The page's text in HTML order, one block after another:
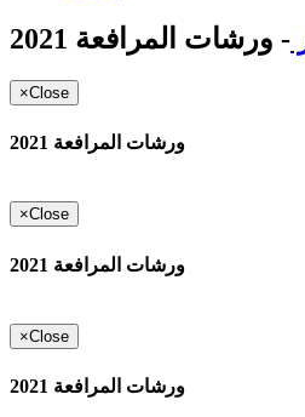
- ورشات المرافعة 2021
×Close
ورشات المرافعة 2021
×Close
ورشات المرافعة 2021
×Close
ورشات المرافعة 2021